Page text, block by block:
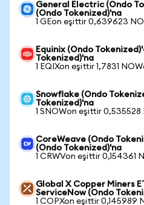
General Electric (Ondo
(Ondo Tokenized)'na
1 GEon eşittir 0,639623
Equinix (Ondo
Tokenized)'na
1 EQIXon eşittir 1,7831
Snowflake (Ondo
Tokenized)'na
1 SNOWon eşittir 0,535528
CoreWeave (Ondo
(Ondo Tokenized)'na
1 CRWVon eşittir 0,154361
Global X Copper Miners
ServiceNow (Ondo
1 COPXon eşittir 0,145989